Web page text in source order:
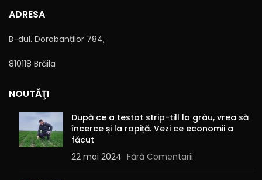
ADRESA
B-dul. Dorobanților 784,
810118 Brăila
NOUTĂŢI
După ce a testat strip-till la grâu, vrea să
încerce și la rapiță. Vezi ce economii a
făcut
22 mai 2024 Fără Comentarii